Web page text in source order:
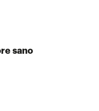
sano